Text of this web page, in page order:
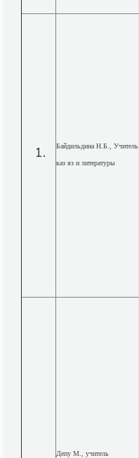
Байдильдина Н.Б., Учитель
каз яз и литературы
Депу М., учитель